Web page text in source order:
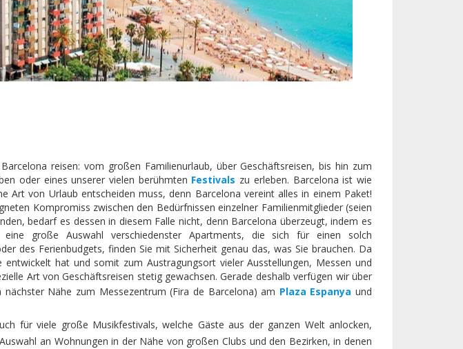
reisen: vom großen Familienurlaub, über Geschäftsreisen, bis hin zum
oder eines unserer vielen berühmten Festivals zu erleben. Barcelona ist wie
von Urlaub entscheiden muss, denn Barcelona vereint alles in einem Paket!
Kompromiss zwischen den Bedürfnissen einzelner Familienmitglieder (seien
bedarf es dessen in diesem Falle nicht, denn Barcelona überzeugt, indem es
große Auswahl verschiedenster Apartments, die sich für einen solch
des Ferienbudgets, finden Sie mit Sicherheit genau das, was Sie brauchen. Da
hat und somit zum Austragungsort vieler Ausstellungen, Messen und
Art von Geschäftsreisen stetig gewachsen. Gerade deshalb verfügen wir über
Nähe zum Messezentrum (Fira de Barcelona) am Plaza Espanya und
für viele große Musikfestivals, welche Gäste aus der ganzen Welt anlocken,
an Wohnungen in der Nähe von großen Clubs und den Bezirken, in denen